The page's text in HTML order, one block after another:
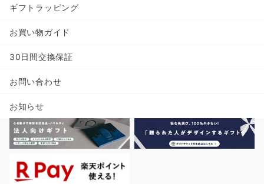
ギフトラッピング
お買い物ガイド
30日間交換保証
お問い合わせ
お知らせ